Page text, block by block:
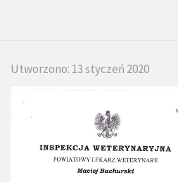
Utworzono: 13 styczeń 2020